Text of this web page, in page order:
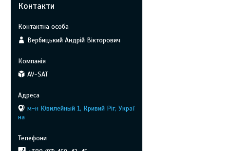
Контакти
Вербицький Андрій Вікторович
AV-SAT
м-н Ювилейный 1, Кривий Ріг, Украї
на